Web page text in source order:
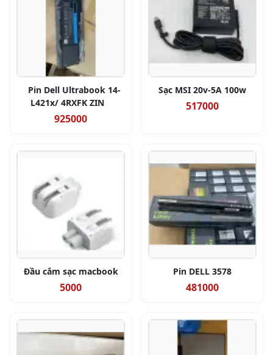
Pin Dell Ultrabook 14-
L421x/ 4RXFK ZIN
925000
Sạc MSI 20v-5A 100w
517000
Đầu cắm sạc macbook
5000
Pin DELL 3578
481000